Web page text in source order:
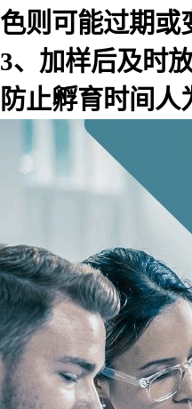
色则可能过期或
3、加样后及时
防止孵育时间